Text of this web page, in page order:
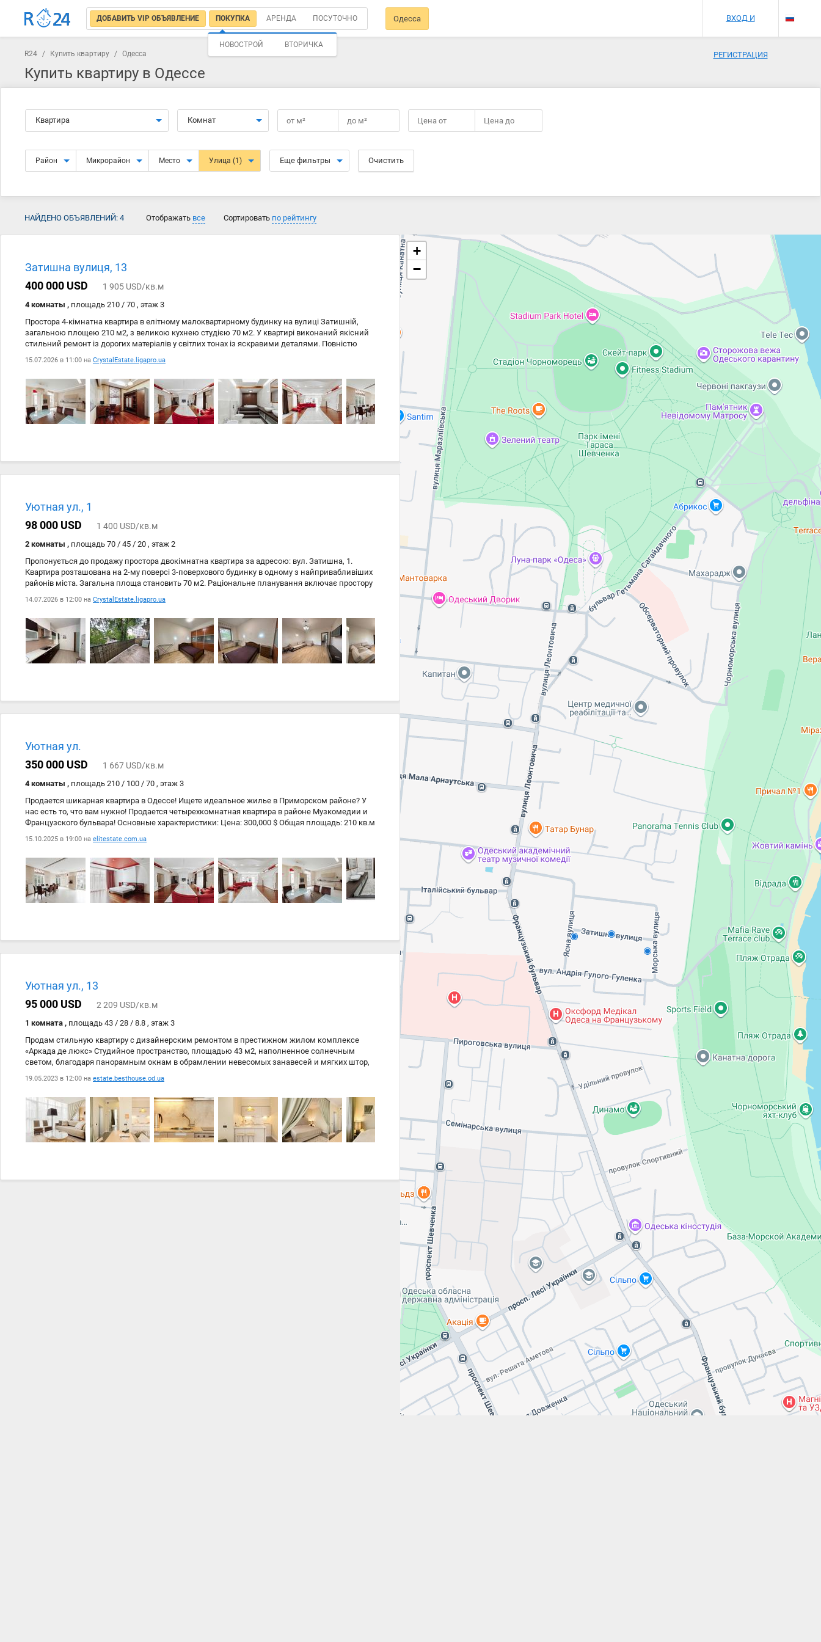
ДОБАВИТЬ VIP ОБЪЯВЛЕНИЕ ПОКУПКА
НОВОСТРОЙ ВТОРИЧКА
АРЕНДА ПОСУТОЧНО Одесса ВХОД И
РЕГИСТРАЦИЯ
R24 / Купить квартиру / Одесса
Купить квартиру в Одессе
Квартира Комнат от м² до м² Цена от Цена до
Район Микрорайон Место Улица (1) Еще фильтры Очистить
НАЙДЕНО ОБЪЯВЛЕНИЙ: 4 Отображать все Сортировать по рейтингу
Затишна вулиця, 13
400 000 USD
1 905 USD/кв.м
4 комнаты , площадь 210 / 70 , этаж 3
Простора 4-кімнатна квартира в елітному малоквартирному будинку на вулиці Затишній,
загальною площею 210 м2, з великою кухнею студією 70 м2. У квартирі виконаний якісний
стильний ремонт із дорогих матеріалів у світлих тонах із яскравими деталями. Повністю
укомплектована всіма необхідними меблями та побутовою технікою від світових
виробників. Є дві великі тераси. З однієї тераси відкривається гарний краєвид на вулицю
Затишну, з іншого - на вулицю Ясну. Квартира продається одразу з паркінгом. Розкішна
квартира в елітному будинку, поряд вся необхідна для комфортного життя інфраструктура,
зручна транспортна розвязка. Розкішний варіант для життя. ID212114622
15.07.2026 в 11:00 на CrystalEstate.ligapro.ua
Уютная ул., 1
98 000 USD
1 400 USD/кв.м
2 комнаты , площадь 70 / 45 / 20 , этаж 2
Пропонується до продажу простора двокімнатна квартира за адресою: вул. Затишна, 1.
Квартира розташована на 2-му поверсі 3-поверхового будинку в одному з найпривабливіших
районів міста. Загальна площа становить 70 м2. Раціональне планування включає простору
кухню, дві окремі кімнати та балкон площею 8 м2, який стане чудовим місцем для
відпочинку. Будинок має закриту прибудинкову територію, що забезпечує комфорт і безпеку
мешканців. У дворі передбачено місце для паркування автомобіля. Додатковою перевагою є
наявність обладнаного укриття (бомбосховища) безпосередньо під будинком. Вдале
розташування забезпечує швидкий доступ до моря, парків, магазинів, кафе, навчальних
закладів, медичних установ та зручної транспортної розвязки. Квартира стане чудовим
вибором як для власного проживання, так і для придбання з інвестиційною метою. Поруч:
14.07.2026 в 12:00 на CrystalEstate.ligapro.ua
Уютная ул.
350 000 USD
1 667 USD/кв.м
4 комнаты , площадь 210 / 100 / 70 , этаж 3
Продается шикарная квартира в Одессе! Ищете идеальное жилье в Приморском районе? У
нас есть то, что вам нужно! Продается четырехкомнатная квартира в районе Музкомедии и
Французского бульвара! Основные характеристики: Цена: 300,000 $ Общая площадь: 210 кв.м
Жилая площадь: 100 кв.м Площадь кухни: 70 кв.м Этаж: 3 из 7 Лифт: Пассажирский и
грузовой! Санузлов: Балкон: 2 террасы Подземный паркинг: есть паркоместо на одну
машину (по отдельной цене) Эта квартира – идеальный выбор для семьи, которая ценит
комфорт и пространство. Просторная кухня станет настоящим местом для кулинарных
экспериментов и семейных ужинов. Уютные спальни подарят вам спокойствие и отдых, а
два санузла обеспечат максимальное удобство. Расположение квартиры в Приморском
районе – это не только тишина и комфорт, но и близость к морю, многочисленным
15.10.2025 в 19:00 на elitestate.com.ua
Уютная ул., 13
95 000 USD
2 209 USD/кв.м
1 комната , площадь 43 / 28 / 8.8 , этаж 3
Продам стильную квартиру с дизайнерским ремонтом в престижном жилом комплексе
«Аркада де люкс» Студийное пространство, площадью 43 м2, наполненное солнечным
светом, благодаря панорамным окнам в обрамлении невесомых занавесей и мягких штор,
все продумано до мелочей: выделена зона кухни, оснащенная всем необходимым для
удобства и комфорта, уютная гостиная совмещена со столовой и позволяет совмещать
приготовление пищи и беседу с гостями или с членами семьи, или смотреть интересный
фильм, сидя на удобном диване, на большом экране ТВ! И в продолжении студийного
пространства уютно выделена отдельная зона спальни, с двуспальной кроватью. Санузел
включает в себя душ-кабину большого размера, унитаз, биде, умывальник с мраморной
19.05.2023 в 12:00 на estate.besthouse.od.ua
+
−